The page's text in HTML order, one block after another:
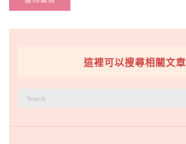
這裡可以搜尋相關文章